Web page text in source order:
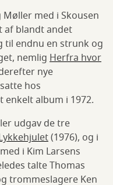
med i Skousen
af blandt andet
til endnu en strunk og
nemlig Herfra hvor
nye
hos
album i 1972.
udgav de tre
(1976), og i
i Kim Larsens
talte Thomas
trommeslagere Ken